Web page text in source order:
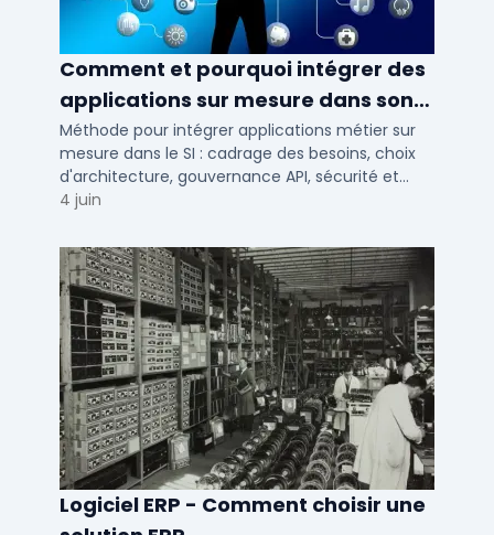
Comment et pourquoi intégrer des
applications sur mesure dans son
SI ?
Méthode pour intégrer applications métier sur
mesure dans le SI : cadrage des besoins, choix
d'architecture, gouvernance API, sécurité et
conduite du changement.
4 juin
Logiciel ERP - Comment choisir une